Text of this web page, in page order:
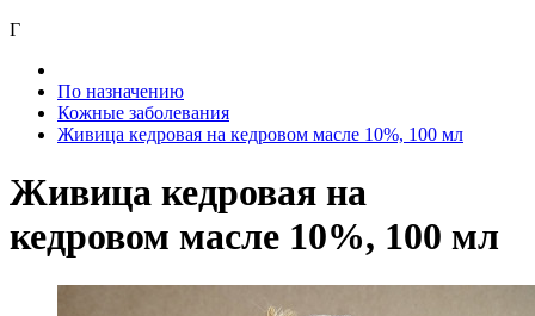
Г
По назначению
Кожные заболевания
Живица кедровая на кедровом масле 10%, 100 мл
Живица кедровая на
кедровом масле 10%, 100 мл